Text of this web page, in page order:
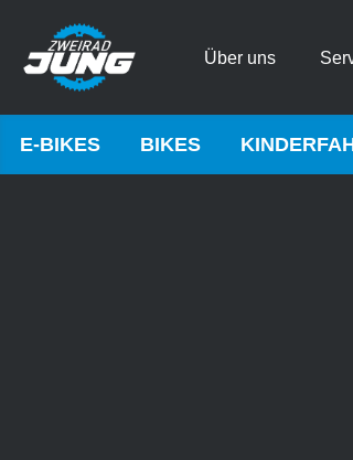
Über uns
E-BIKES BIKES